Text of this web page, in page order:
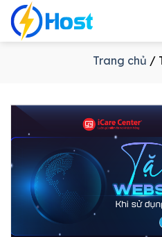
Bỏ
qua
nội
Trang chủ /